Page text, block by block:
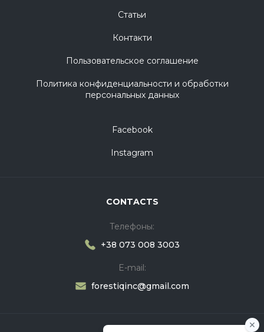
Статьи
Контакти
Пользовательское соглашение
Политика конфиденциальности и обработки
персональных данных
Facebook
Instagram
CONTACTS
Телефоны:
+38 073 008 3003
E-mail:
forestiqinc@gmail.com